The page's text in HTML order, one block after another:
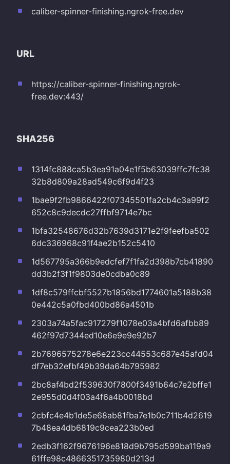
caliber-spinner-finishing.ngrok-free.dev
URL
https://caliber-spinner-finishing.ngrok-
free.dev:443/
SHA256
1314fc888ca5b3ea91a04e1f5b63039ffc7fc38
32b8d809a28ad549c6f9d4f23
1bae9f2fb9866422f07345501fa2cb4c3a99f2
652c8c9decdc27ffbf9714e7bc
1bfa32548676d32b7639d3171e2f9feefba502
6dc336968c91f4ae2b152c5410
1d567795a366b9edcfef7f1fa2d398b7cb41890
dd3b2f3f1f9803de0cdba0c89
1df8c579ffcbf5527b1856bd1774601a5188b38
0e442c5a0fbd400bd86a4501b
2303a74a5fac917279f1078e03a4bfd6afbb89
462f97d7344ed10e6e9e9e92b7
2b7696575278e6e223cc44553c687e45afd04
df7eb32efbf49b39da64b795982
2bc8af4bd2f539630f7800f3491b64c7e2bffe1
2e955d0d4f03a4f6a4b0018bd
2cbfc4e4b1de5e68ab81fba7e1b0c711b4d2619
7b48ea4db6819c9cea223b0ed
2edb3f162f9676196e818d9b795d599ba119a9
61ffe98c4866351735980d213d